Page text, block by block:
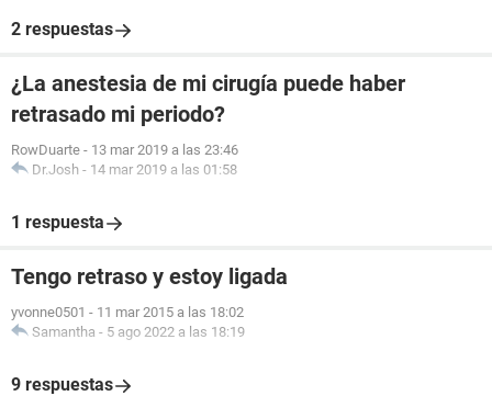
2 respuestas
¿La anestesia de mi cirugía puede haber
retrasado mi periodo?
RowDuarte - 13 mar 2019 a las 23:46
Dr.Josh - 14 mar 2019 a las 01:58
1 respuesta
Tengo retraso y estoy ligada
yvonne0501 - 11 mar 2015 a las 18:02
Samantha - 5 ago 2022 a las 18:19
9 respuestas